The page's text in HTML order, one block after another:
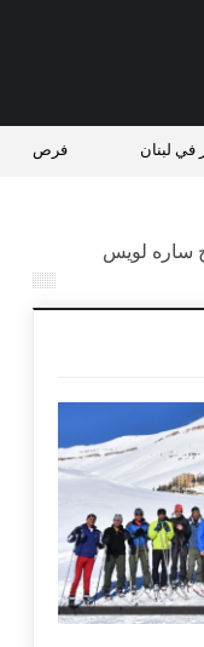
فرص عمل في منطقة بشري
ساره لويس